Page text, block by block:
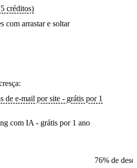
créditos)
com arrastar e soltar
de e-mail por site - grátis por 1
com IA - grátis por 1 ano
76% de